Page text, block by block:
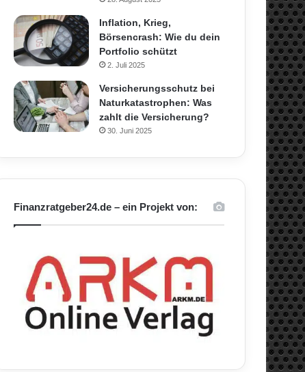
Inflation, Krieg,
Börsencrash: Wie du dein
Portfolio schützt
2. Juli 2025
Versicherungsschutz bei
Naturkatastrophen: Was
zahlt die Versicherung?
30. Juni 2025
Finanzratgeber24.de – ein Projekt von: